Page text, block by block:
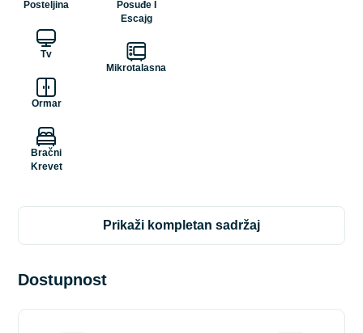
Posteljina
Tv
Ormar
Bračni
Krevet
Posuđe I
Escajg
Mikrotalasna
prikaži kompletan sadržaj
Dostupnost